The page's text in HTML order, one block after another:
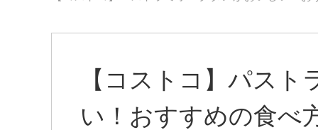
【コストコ】パス
い！おすすめの食べ